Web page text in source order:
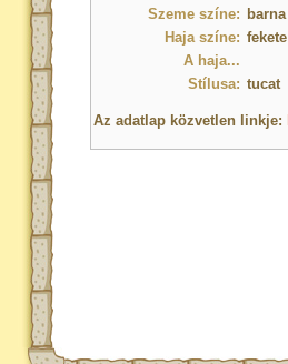
Szeme színe: barna
Haja színe: fekete
A haja...
Stílusa: tucat
Az adatlap közvetlen linkje: